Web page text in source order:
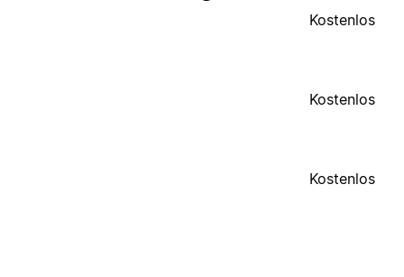
Kostenlos
Kostenlos
Kostenlos